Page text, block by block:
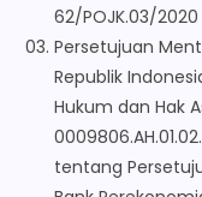
62/POJK.03/
Persetujuan
Republik
Hukum dan Hak
tentang